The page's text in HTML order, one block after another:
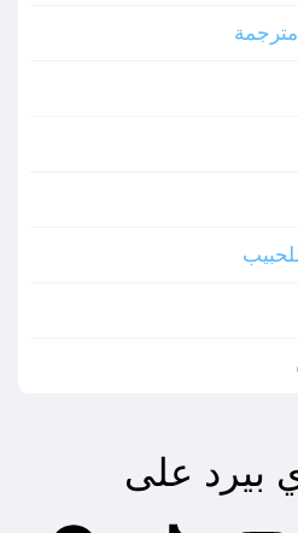
بيرد على